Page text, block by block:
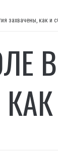
захвачены, как и